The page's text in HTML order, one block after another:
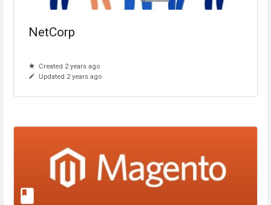
NetCorp
Created 2 years ago
Updated 2 years ago